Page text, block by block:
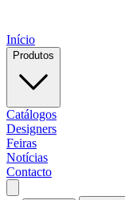
Início
Produtos
Catálogos
Designers
Feiras
Notícias
Contacto